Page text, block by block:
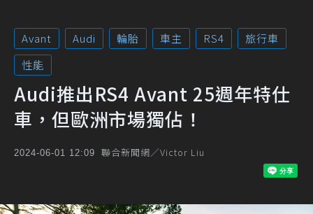
Avant Audi 輪胎 車主 RS4
旅行車
性能
Audi推出RS4 Avant 25週年特仕
車，但歐洲市場獨佔！
2024-06-01 12:09 聯合新聞網／Victor Liu